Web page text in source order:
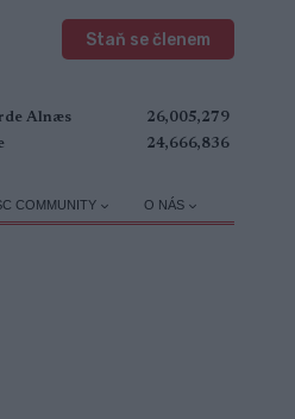
Staň se členem
Alnæs
26,005,279
24,666,836
COMMUNITY O NÁS